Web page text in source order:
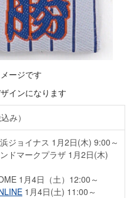
ージです
インになります
み）
ジョイナス 1月2日(木) 9:00～
ドマークプラザ 1月2日(木)
1月4日（土）12:00～
1月4日(土) 11:00～